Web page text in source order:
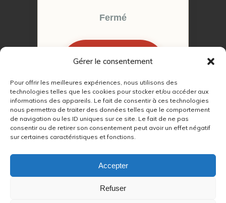
Gérer le consentement
Pour offrir les meilleures expériences, nous utilisons des
technologies telles que les cookies pour stocker et/ou accéder aux
informations des appareils. Le fait de consentir à ces technologies
nous permettra de traiter des données telles que le comportement
de navigation ou les ID uniques sur ce site. Le fait de ne pas
consentir ou de retirer son consentement peut avoir un effet négatif
sur certaines caractéristiques et fonctions.
Accepter
Refuser
Fermé
RENDEZ-VOUS
© 2022 – 2026Autour du Feu 77
RGPD